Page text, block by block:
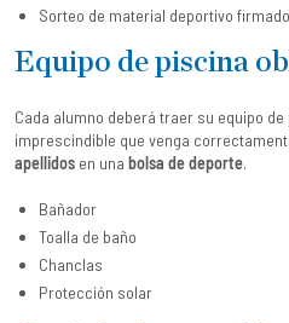
Sorteo de material deportivo
Equipo de piscina
Cada alumno deberá traer su equipo
imprescindible que venga
apellidos en una bolsa de deporte.
Bañador
Toalla de baño
Chanclas
Protección solar